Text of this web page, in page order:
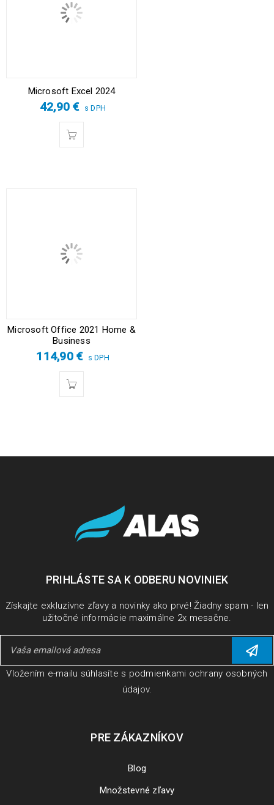
Microsoft Excel 2024
42,90€ s DPH
Microsoft Office 2021 Home &
Business
114,90 € s DPH
PRIHLÁSTE SA K ODBERU NOVINIEK
Získajte exkluzívne zľavy a novinky ako prvé! Žiadny spam - len
užitočné informácie maximálne 2x mesačne.
Vložením e-mailu súhlasíte s podmienkami ochrany osobných
údajov.
PRE ZÁKAZNÍKOV
Blog
Množstevné zľavy